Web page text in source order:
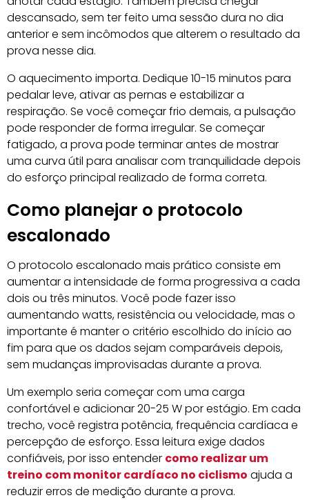
descansado, sem ter feito uma sessão dura no dia
anterior e sem incômodos que alterem o resultado da
prova nesse dia.
O aquecimento importa. Dedique 10-15 minutos para
pedalar leve, ativar as pernas e estabilizar a
respiração. Se você começar frio demais, a pulsação
pode responder de forma irregular. Se começar
fatigado, a prova pode terminar antes de mostrar
uma curva útil para analisar com tranquilidade depois
do esforço principal realizado de forma correta.
Como planejar o protocolo
escalonado
O protocolo escalonado mais prático consiste em
aumentar a intensidade de forma progressiva a cada
dois ou três minutos. Você pode fazer isso
aumentando watts, resistência ou velocidade, mas o
importante é manter o critério escolhido do início ao
fim para que os dados sejam comparáveis depois,
sem mudanças improvisadas durante a prova.
Um exemplo seria começar com uma carga
confortável e adicionar 20-25 W por estágio. Em cada
trecho, você registra potência, frequência cardíaca e
percepção de esforço. Essa leitura exige dados
confiáveis, por isso entender como realizar um
treino com monitor cardíaco no ciclismo ajuda a
reduzir erros de medição durante a prova.